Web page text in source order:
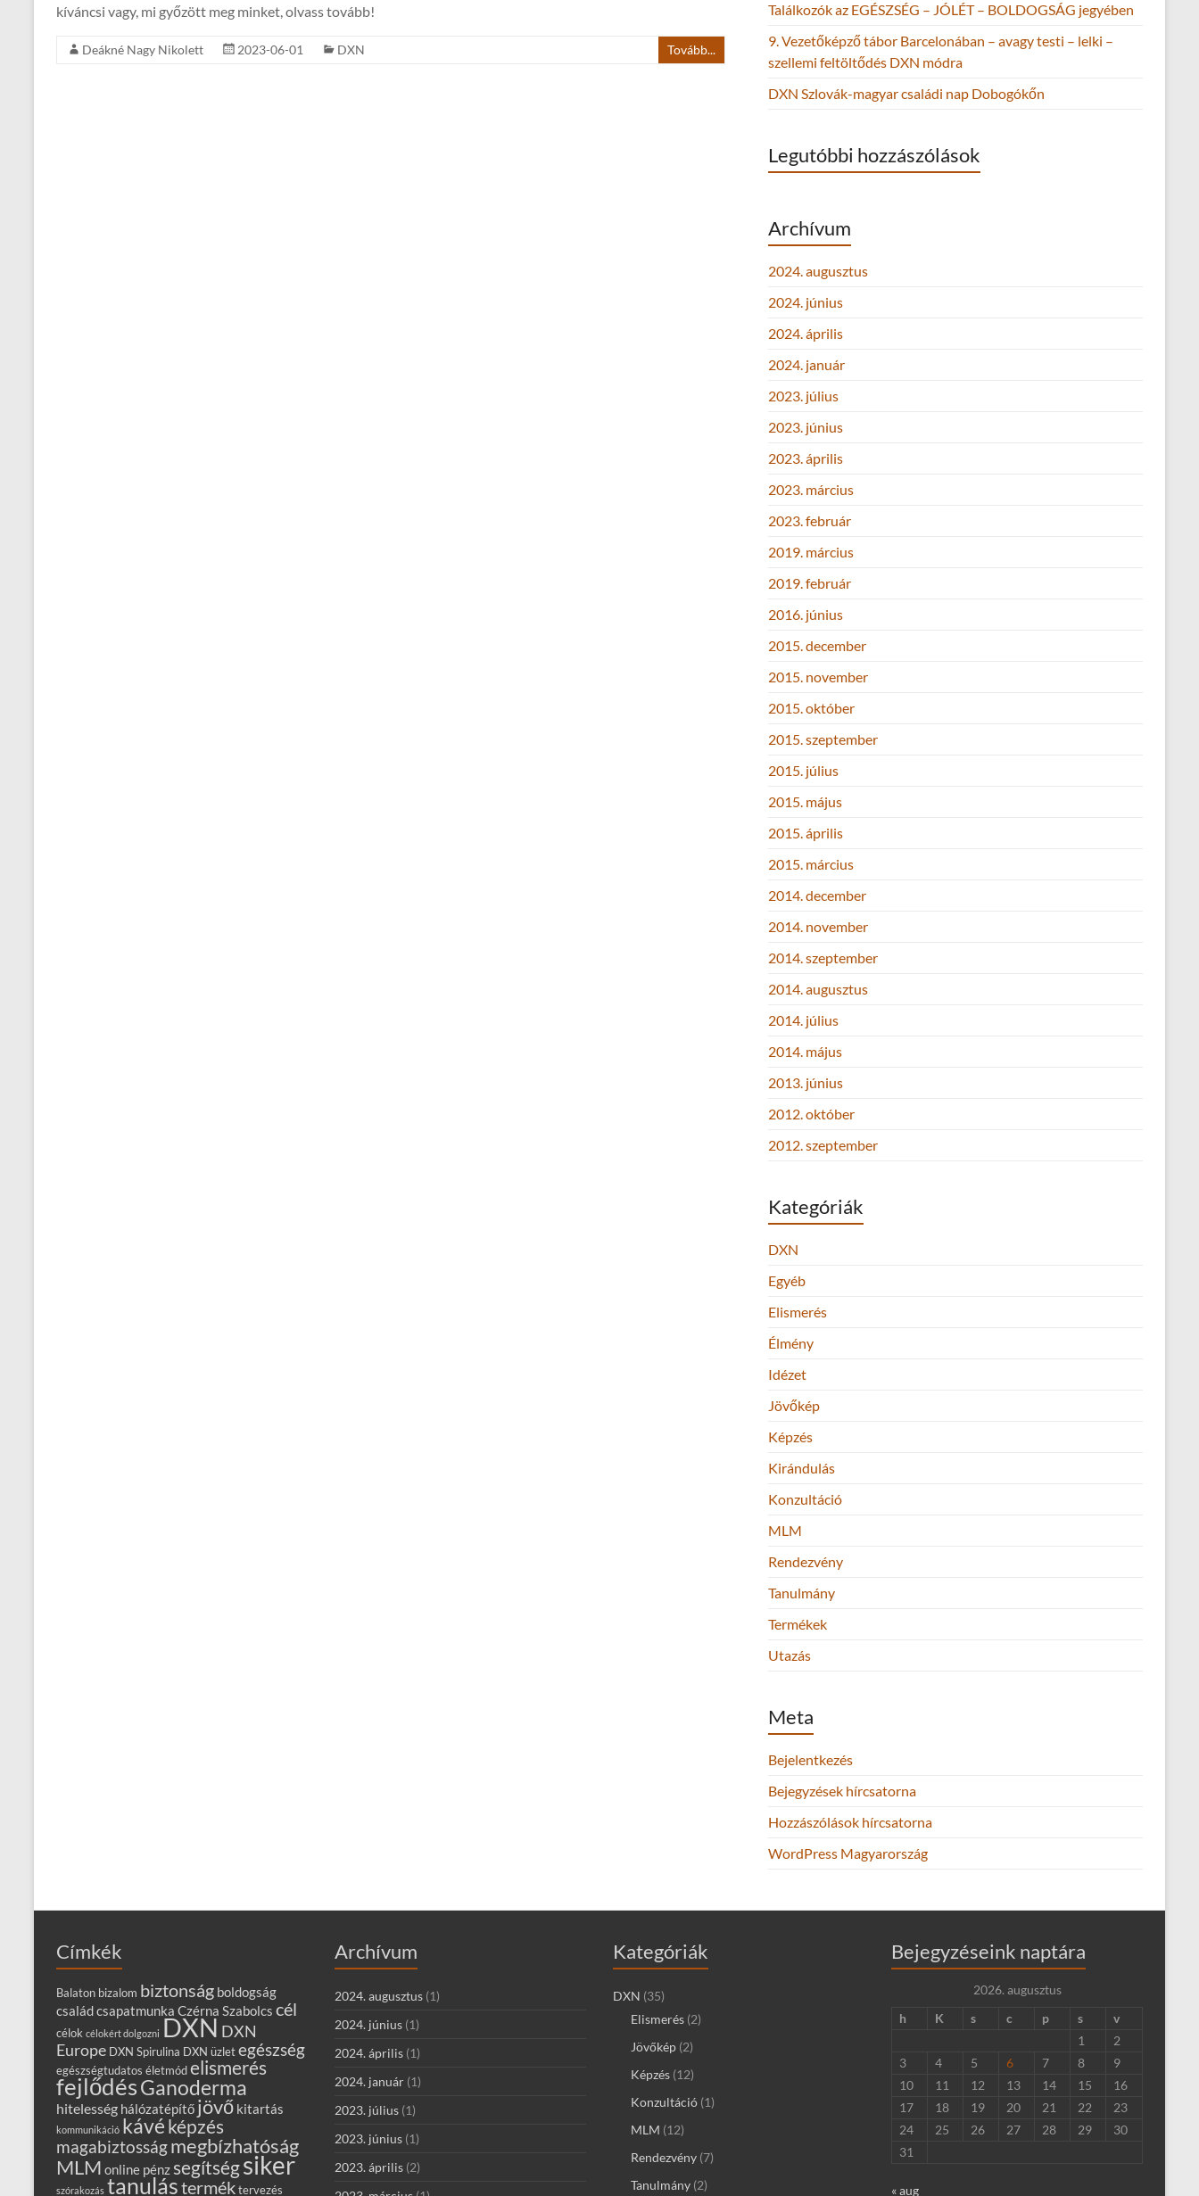
kíváncsi vagy, mi győzött meg minket, olvass tovább!
Deákné Nagy Nikolett 2023-06-01 DXN Tovább...
Találkozók az EGÉSZSÉG – JÓLÉT – BOLDOGSÁG jegyében
9. Vezetőképző tábor Barcelonában – avagy testi – lelki –
szellemi feltöltődés DXN módra
DXN Szlovák-magyar családi nap Dobogókőn
Legutóbbi hozzászólások
Archívum
2024. augusztus
2024. június
2024. április
2024. január
2023. július
2023. június
2023. április
2023. március
2023. február
2019. március
2019. február
2016. június
2015. december
2015. november
2015. október
2015. szeptember
2015. július
2015. május
2015. április
2015. március
2014. december
2014. november
2014. szeptember
2014. augusztus
2014. július
2014. május
2013. június
2012. október
2012. szeptember
Kategóriák
DXN
Egyéb
Elismerés
Élmény
Idézet
Jövőkép
Képzés
Kirándulás
Konzultáció
MLM
Rendezvény
Tanulmány
Termékek
Utazás
Meta
Bejelentkezés
Bejegyzések hírcsatorna
Hozzászólások hírcsatorna
WordPress Magyarország
Címkék
Balaton bizalom biztonság boldogság
családcsapatmunka Czérna Szabolcs cél
célok célokért dolgozni DXN DXN
Europe DXN Spirulina DXN üzletegészség
egészségtudatos életmódelismerés
fejlődésGanoderma
hitelesség hálózatépítő jövő kitartás
kommunikáció kávé képzés
magabiztosságmegbízhatóság
MLM online pénz segítségsiker
szórakozás tanulásterméktervezés
Archívum
2024. augusztus (1)
2024. június (1)
2024. április (1)
2024. január (1)
2023. július (1)
2023. június (1)
2023. április (2)
Kategóriák
DXN (35)
Elismerés (2)
Jövőkép (2)
Képzés (12)
Konzultáció (1)
MLM (12)
Rendezvény (7)
Tanulmány (2)
Bejegyzéseink naptára
2026. augusztus
h
K s c p s
v
1
2
3
4 5 6 7 8
9
10
11 12 13 14 15
16
17
18 19 20 21 22
23
24
25 26 27 28 29
30
31
« aug